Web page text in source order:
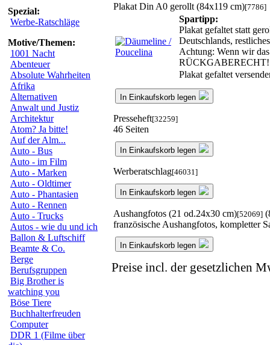
Spezial:
Werbe-Ratschläge
Motive/Themen:
1001 Nacht
Abenteuer
Absolute Wahrheiten
Afrika
Alternativen
Anwalt und Justiz
Architektur
Atom? Ja bitte!
Auf der Alm...
Auto - Bus
Auto - im Film
Auto - Marken
Auto - Oldtimer
Auto - Phantasien
Auto - Rennen
Auto - Trucks
Autos - wie du und ich
Ballon & Luftschiff
Beamte & Co.
Berge
Berufsgruppen
Big Brother is
watching you
Böse Tiere
Buchhalterfreuden
Computer
DDR 1 (Filme über
Plakat Din A0 gerollt (84x119 cm)[7786]
Spartipp:
Plakat gefaltet statt
Deutschlands,
Achtung: Wenn wir
RÜCKGABERECHT!
Plakat gefaltet
In Einkaufskorb legen
Presseheft[32259]
46 Seiten
In Einkaufskorb legen
Werberatschlag[46031]
In Einkaufskorb legen
Aushangfotos (21 od.24x30 cm)[52069]
französische Aushangfotos, kompletter
In Einkaufskorb legen
Preise incl. der gesetzlichen